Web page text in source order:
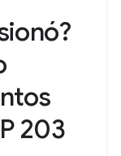
203